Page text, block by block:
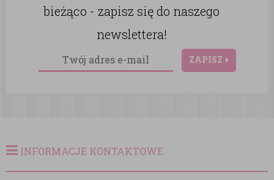
bieżąco - zapisz się do naszego
newslettera!
ZAPISZ
INFORMACJE KONTAKTOWE